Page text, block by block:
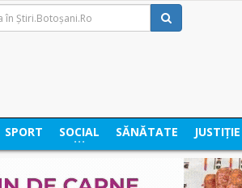
SPORT SOCIAL SĂNĂTATE JUSTIȚIE